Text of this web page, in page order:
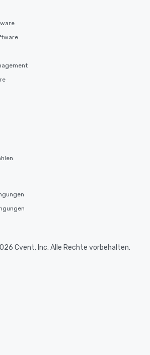
Cvent, Inc. Alle Rechte vorbehalten.